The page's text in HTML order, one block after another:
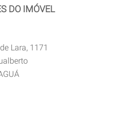
DO IMÓVEL
Lara, 1171